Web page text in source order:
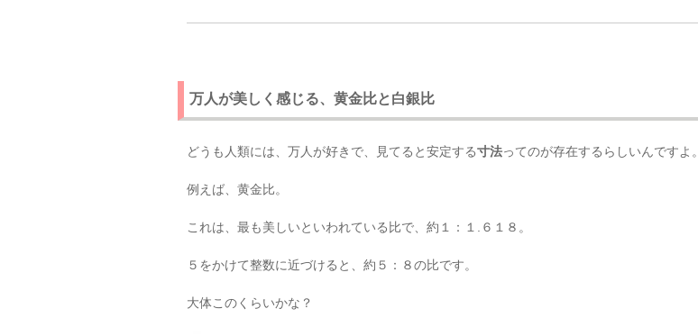
万人が美しく感じる、黄金比と白銀比
どうも人類には、万人が好きで、見てると安定する寸法ってのが存在するらしいんですよ。
例えば、黄金比。
これは、最も美しいといわれている比で、約１：１.６１８。
５をかけて整数に近づけると、約５：８の比です。
大体このくらいかな？